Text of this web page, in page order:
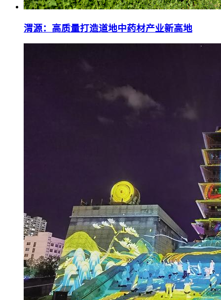
渭源：高质量打造道地中药材产业新高地